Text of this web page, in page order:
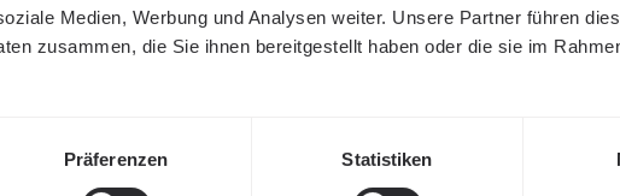
Medien, Werbung und Analysen weiter. Unsere Partner führen
zusammen, die Sie ihnen bereitgestellt haben oder die sie im
Präferenzen Statistiken